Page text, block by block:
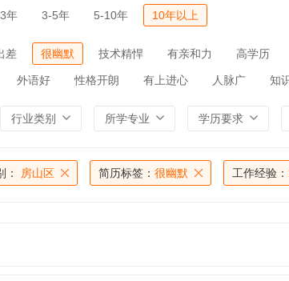
年 3-5年 5-10年 10年以上
差 很幽默 技术精悍 有亲和力 高学历
外语好 性格开朗 有上进心 人脉广 知
行业类别 所学专业 学历要求
： 房山区 简历标签： 很幽默 工作经验：